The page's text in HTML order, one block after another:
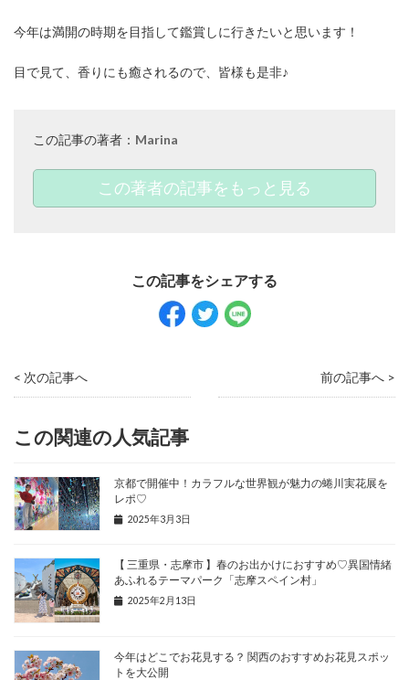
今年は満開の時期を目指して鑑賞しに行きたいと思います！
目で見て、香りにも癒されるので、皆様も是非♪
この記事の著者： Marina
この著者の記事をもっと見る
< 次の記事へ 前の記事へ >
この関連の人気記事
京都で開催中！カラフルな世界観が魅力の蜷川実花展を
レポ♡
2025年3月3日
【 三重県・志摩市 】春のお出かけにおすすめ♡異国情緒
あふれるテーマパーク「志摩スペイン村」
2025年2月13日
今年はどこでお花見する？ 関西のおすすめお花見スポッ
トを大公開